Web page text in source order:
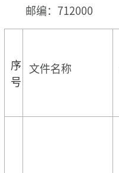
邮编：712000
序
号
文件名称